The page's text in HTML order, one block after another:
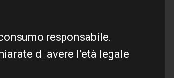
responsabile.
di avere l’età legale